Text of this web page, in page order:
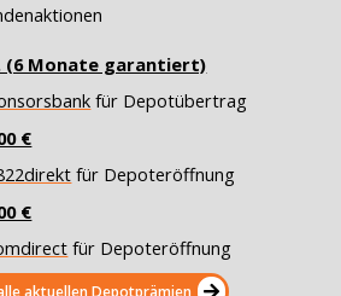
(6 Monate garantiert)
für Depotübertrag
€
für Depoteröffnung
€
für Depoteröffnung